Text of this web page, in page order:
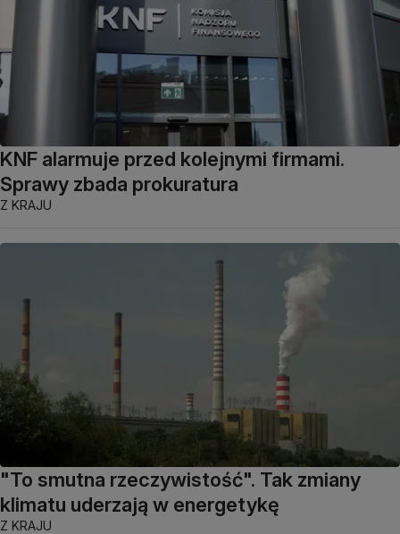
KNF alarmuje przed kolejnymi firmami.
Sprawy zbada prokuratura
Z KRAJU
"To smutna rzeczywistość". Tak zmiany
klimatu uderzają w energetykę
Z KRAJU